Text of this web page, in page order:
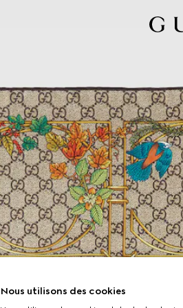
Nous utilisons des cookies